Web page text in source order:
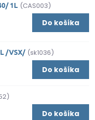
1L (CAS003)
Do košíka
/VSX/ (sk1036)
Do košíka
Do košíka